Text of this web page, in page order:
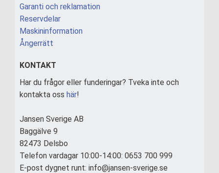
Garanti och reklamation
Reservdelar
Maskininformation
Ångerrätt
KONTAKT
Har du frågor eller funderingar? Tveka inte och
kontakta oss här!
Jansen Sverige AB
Baggälve 9
82473 Delsbo
Telefon vardagar 10:00-14:00: 0653 700 999
E-post dygnet runt: info@jansen-sverige.se